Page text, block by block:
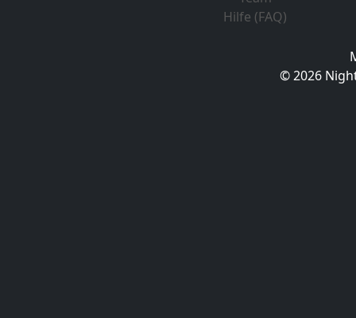
Hilfe (FAQ)
© 2026